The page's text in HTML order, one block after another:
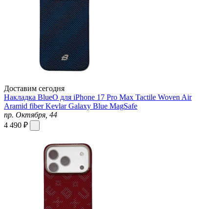
Доставим сегодня
Накладка BlueO для iPhone 17 Pro Max Tactile Woven Air
Aramid fiber Kevlar Galaxy Blue MagSafe
пр. Октября, 44
4 490 ₽